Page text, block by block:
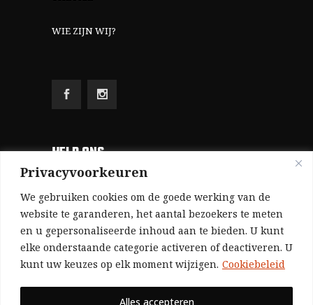
Privacyvoorkeuren
We gebruiken cookies om de goede werking van de
website te garanderen, het aantal bezoekers te meten
en u gepersonaliseerde inhoud aan te bieden. U kunt
elke onderstaande categorie activeren of deactiveren. U
kunt uw keuzes op elk moment wijzigen. Cookiebeleid
Alles accepteren
WIE ZIJN WIJ?
HELP ONS
Aangezien we volledig zelf gefinancierd zijn
(zonder subsidies, zonder commerciële
advertenties en zonder rijke sponsors), zijn we
voor de publicatie van ons tijdschrift uitsluitend
afhankelijk van de financiële steun van onze